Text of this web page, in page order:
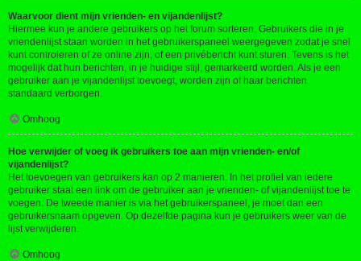
Waarvoor dient mijn vrienden- en vijandenlijst?
Hiermee kun je andere gebruikers op het forum sorteren. Gebruikers die in je
vriendenlijst staan worden in het gebruikerspaneel weergegeven zodat je snel
kunt controleren of ze online zijn, of een privébericht kunt sturen. Tevens is het
mogelijk dat hun berichten, in je huidige stijl, gemarkeerd worden. Als je een
gebruiker aan je vijandenlijst toevoegt, worden zijn of haar berichten
standaard verborgen.
Omhoog
Hoe verwijder of voeg ik gebruikers toe aan mijn vrienden- en/of
vijandenlijst?
Het toevoegen van gebruikers kan op 2 manieren. In het profiel van iedere
gebruiker staat een link om de gebruiker aan je vrienden- of vijandenlijst toe te
voegen. De tweede manier is via het gebruikerspaneel, je moet dan een
gebruikersnaam opgeven. Op dezelfde pagina kun je gebruikers weer van de
lijst verwijderen.
Omhoog